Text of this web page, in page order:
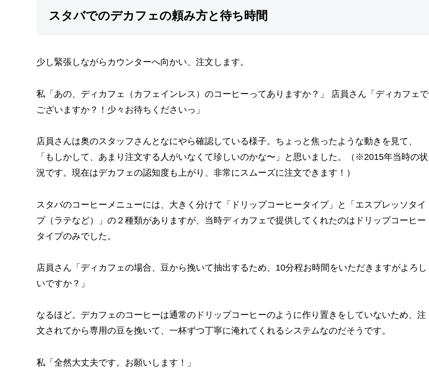
スタバでのデカフェの頼み方と待ち時間
少し緊張しながらカウンターへ向かい、注文します。
私「あの、ディカフェ（カフェインレス）のコーヒーってありますか？」 店員さん「ディカフェで
ございますか？！少々お待ちくださいっ」
店員さんは奥のスタッフさんとなにやら確認している様子。ちょっと焦ったような動きを見て、
「もしかして、あまり注文する人がいなくて珍しいのかな〜」と思いました。（※2015年当時の状
況です。現在はデカフェの認知度も上がり、非常にスムーズに注文できます！）
スタバのコーヒーメニューには、大きく分けて「ドリップコーヒータイプ」と「エスプレッソタイ
プ（ラテなど）」の２種類がありますが、当時ディカフェで提供してくれたのはドリップコーヒー
タイプのみでした。
店員さん「ディカフェの場合、豆から挽いて抽出するため、10分程お時間をいただきますがよろし
いですか？」
なるほど。デカフェのコーヒーは通常のドリップコーヒーのように作り置きをしていないため、注
文されてから専用の豆を挽いて、一杯ずつ丁寧に淹れてくれるシステムなのだそうです。
私「全然大丈夫です。お願いします！」